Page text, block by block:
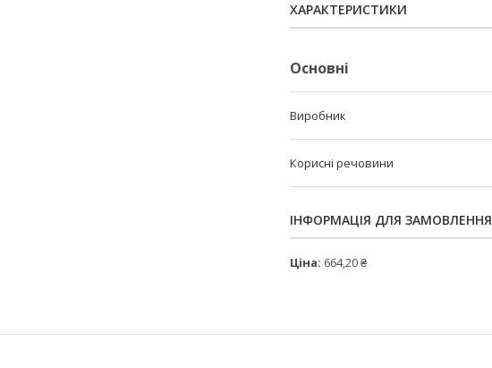
ХАРАКТЕРИСТИКИ
Основні
Виробник
Корисні речовини
ІНФОРМАЦІЯ ДЛЯ ЗАМОВЛЕННЯ
Ціна: 664,20 ₴